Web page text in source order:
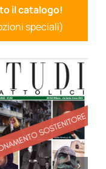
il catalogo!
speciali)